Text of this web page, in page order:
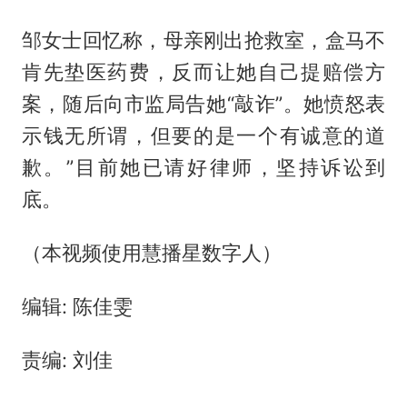
邹女士回忆称，母亲刚出抢救室，盒马不
肯先垫医药费，反而让她自己提赔偿方
案，随后向市监局告她“敲诈”。她愤怒表
示钱无所谓，但要的是一个有诚意的道
歉。”目前她已请好律师，坚持诉讼到
底。
（本视频使用慧播星数字人）
编辑: 陈佳雯
责编: 刘佳